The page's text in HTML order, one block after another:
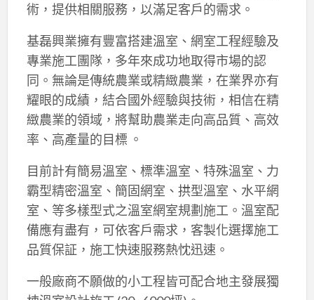
術，提供相關服務，以滿足客戶的需求。
基磊興業擁有豐富搭建溫室、網室工程經驗及
專業施工團隊，多年來成功地取得市場的認
同。無論是傳統農業或精緻農業，在業界亦有
耀眼的成績，結合國外經驗與技術，相信在精
緻農業的領域，將幫助農業走向高品質、高效
率、高產量的目標 。
目前計有簡易溫室、標準溫室、特殊溫室、力
霸型精密溫室、簡固網室、拱型溫室、水平網
室、等多樣型式之溫室網室規劃施工。溫室配
備應有盡有，可依客戶需求，客製化選擇施工
品質保証，施工快速服務熱忱迅速。
一般廠商不願做的小工程皆可配合地主發展獨